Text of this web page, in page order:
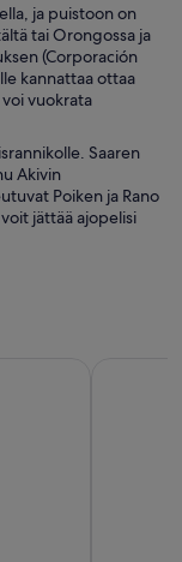
ja puistoon on
tai Orongossa ja
(Corporación
kannattaa ottaa
vuokrata
Saaren
Akivin
Poiken ja Rano
jättää ajopelisi